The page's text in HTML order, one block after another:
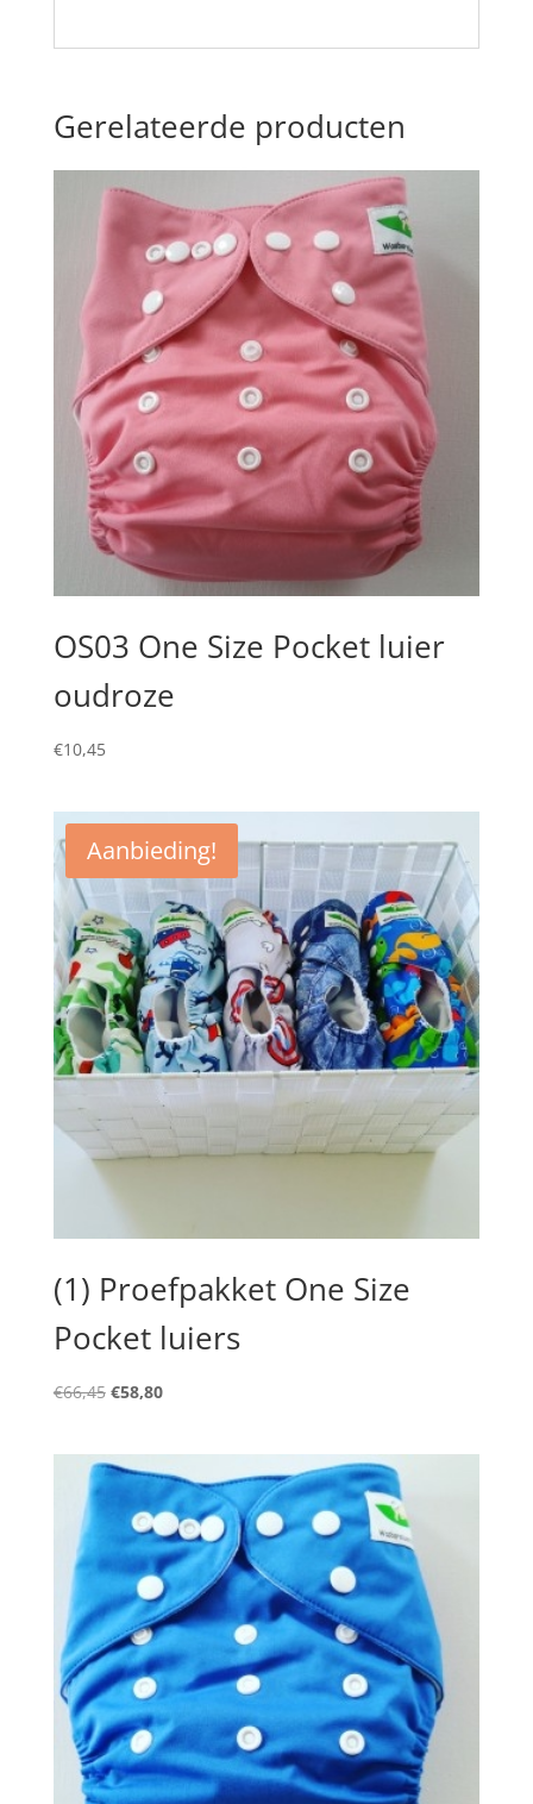
Gerelateerde producten
OS03 One Size Pocket luier
oudroze
€10,45
Aanbieding!
(1) Proefpakket One Size
Pocket luiers
€66,45 Oorspronkelijke
€66,45.
€58,80Huidige
€58,80.